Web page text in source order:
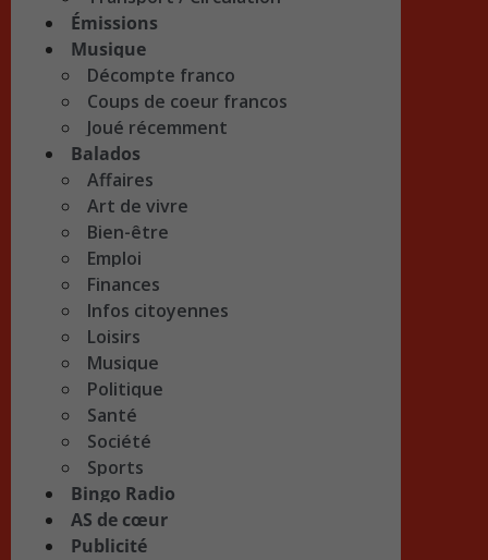
Émissions
Musique
Décompte franco
Coups de coeur francos
Joué récemment
Balados
Affaires
Art de vivre
Bien-être
Emploi
Finances
Infos citoyennes
Loisirs
Musique
Politique
Santé
Société
Sports
Bingo Radio
AS de cœur
Publicité